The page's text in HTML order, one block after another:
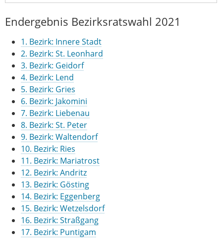
Endergebnis Bezirksratswahl 2021
1. Bezirk: Innere Stadt
2. Bezirk: St. Leonhard
3. Bezirk: Geidorf
4. Bezirk: Lend
5. Bezirk: Gries
6. Bezirk: Jakomini
7. Bezirk: Liebenau
8. Bezirk: St. Peter
9. Bezirk: Waltendorf
10. Bezirk: Ries
11. Bezirk: Mariatrost
12. Bezirk: Andritz
13. Bezirk: Gösting
14. Bezirk: Eggenberg
15. Bezirk: Wetzelsdorf
16. Bezirk: Straßgang
17. Bezirk: Puntigam